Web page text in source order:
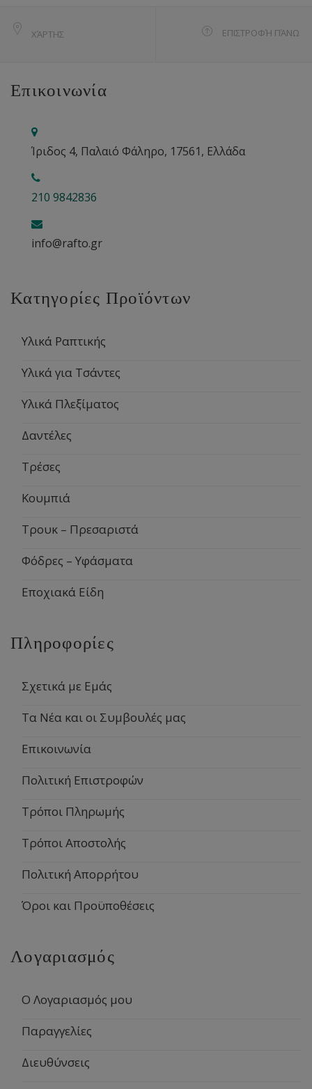
ΧΆΡΤΗΣ ΕΠΙΣΤΡΟΦΉ ΠΆΝΩ
Επικοινωνία
Ίριδος 4, Παλαιό Φάληρο, 17561, Ελλάδα
210 9842836
info@rafto.gr
Κατηγορίες Προϊόντων
Υλικά Ραπτικής
Υλικά για Τσάντες
Υλικά Πλεξίματος
Δαντέλες
Τρέσες
Κουμπιά
Τρουκ – Πρεσαριστά
Φόδρες – Υφάσματα
Εποχιακά Είδη
Πληροφορίες
Σχετικά με Εμάς
Τα Νέα και οι Συμβουλές μας
Επικοινωνία
Πολιτική Επιστροφών
Τρόποι Πληρωμής
Τρόποι Αποστολής
Πολιτική Απορρήτου
Όροι και Προϋποθέσεις
Λογαριασμός
Ο Λογαριασμός μου
Παραγγελίες
Διευθύνσεις